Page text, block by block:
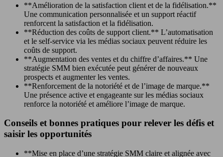
**Amélioration de la satisfaction client et de la fidélisation.**
Une communication personnalisée et un support réactif
renforcent la satisfaction et la fidélisation.
**Réduction des coûts de support client.** L’automatisation
et le self-service via les médias sociaux peuvent réduire les
coûts de support.
**Augmentation des ventes et du chiffre d’affaires.** Une
stratégie SMM bien exécutée peut générer de nouveaux
prospects et augmenter les ventes.
**Renforcement de la notoriété et de l’image de marque.**
Une présence active et engageante sur les médias sociaux
renforce la notoriété et améliore l’image de marque.
Conseils et bonnes pratiques pour relever les défis et
saisir les opportunités
**Mise en place d’une stratégie SMM claire et alignée avec